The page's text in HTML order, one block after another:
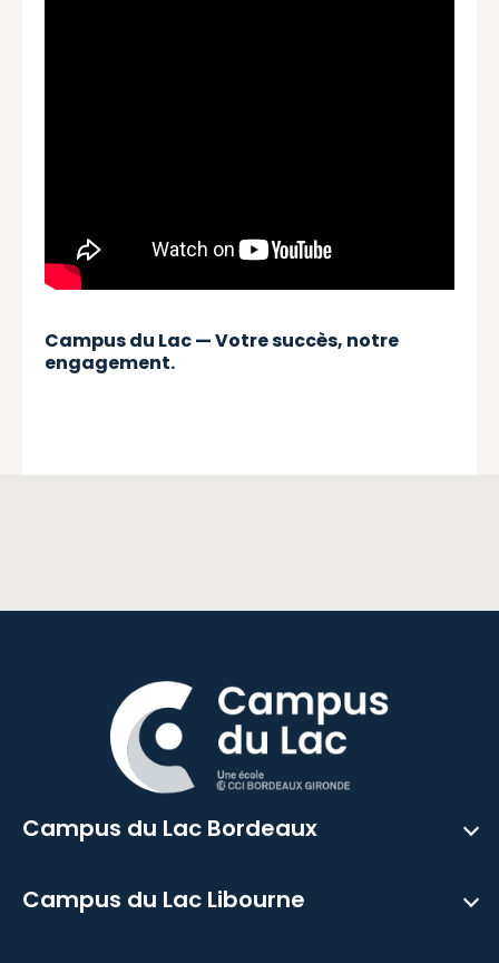
Campus du Lac — Votre succès, notre
engagement.
Campus du Lac Bordeaux
Campus du Lac Libourne